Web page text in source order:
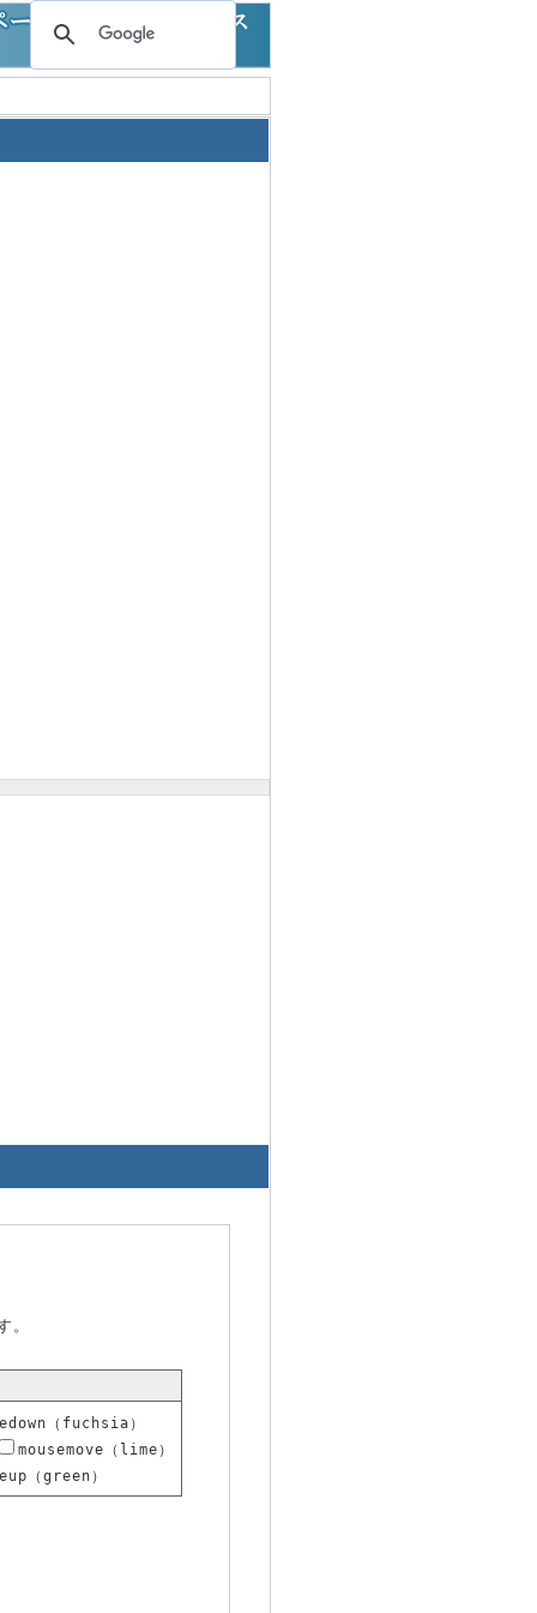
。
（fuchsia）
mousemove（lime）
（green）